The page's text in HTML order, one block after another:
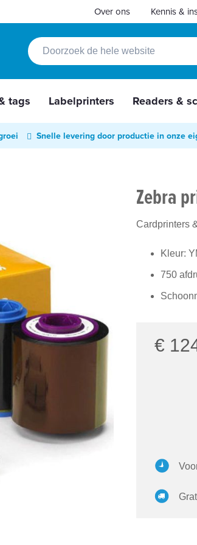
Over ons Kennis &
Zoek
tags Labelprinters Readers &
Snelle levering door productie in onze
Zebra
Cardprinters
Kleur:
750
€